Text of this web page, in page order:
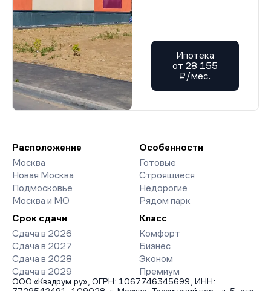
Ипотека
от 28 155
₽/мес.
Расположение
Москва
Новая Москва
Подмосковье
Москва и МО
Особенности
Готовые
Строящиеся
Недорогие
Рядом парк
Срок сдачи
Сдача в 2026
Сдача в 2027
Сдача в 2028
Сдача в 2029
Класс
Комфорт
Бизнес
Эконом
Премиум
ООО «Квадрум.ру», ОГРН: 1067746345699, ИНН: